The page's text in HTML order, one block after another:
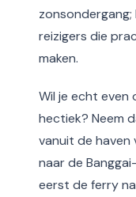
reizigers die
maken.
Wil je echt even
hectiek? Neem
vanuit de haven
naar de
eerst de ferry